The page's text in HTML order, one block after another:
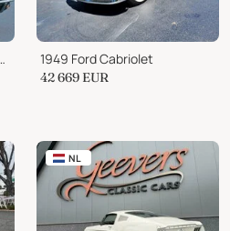
Fastback 289 1949 Ford Cabriolet
42 669 EUR
NL